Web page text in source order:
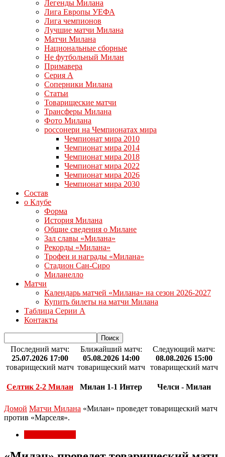
Легенды Милана
Лига Европы УЕФА
Лига чемпионов
Лучшие матчи Милана
Матчи Милана
Национальные сборные
Не футбольный Милан
Примавера
Серия А
Соперники Милана
Статьи
Товарищеские матчи
Трансферы Милана
Фото Милана
россонери на Чемпионатах мира
Чемпионат мира 2010
Чемпионат мира 2014
Чемпионат мира 2018
Чемпионат мира 2022
Чемпионат мира 2026
Чемпионат мира 2030
Состав
о Клубе
Форма
История Милана
Общие сведения о Милане
Зал славы «Милана»
Рекорды «Милана»
Трофеи и награды «Милана»
Стадион Сан-Сиро
Миланелло
Матчи
Календарь матчей «Милана» на сезон 2026-2027
Купить билеты на матчи Милана
Таблица Серии А
Контакты
Последний матч:
25.07.2026 17:00
товарищеский матч
Селтик 2-2 Милан
Ближайший матч:
05.08.2026 14:00
товарищеский матч
Милан 1-1 Интер
Следующий матч:
08.08.2026 15:00
товарищеский матч
Челси - Милан
Домой Матчи Милана «Милан» проведет товарищеский матч
против «Марселя».